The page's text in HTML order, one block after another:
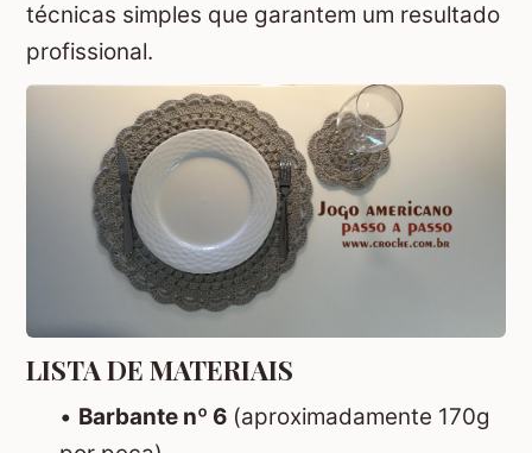
técnicas simples que garantem um resultado
profissional.
LISTA DE MATERIAIS
• Barbante nº 6 (aproximadamente 170g